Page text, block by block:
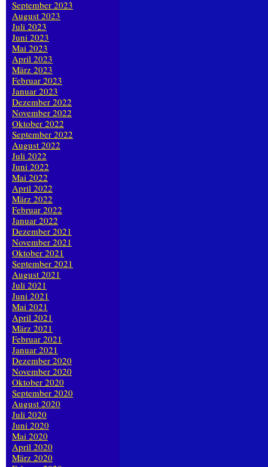
September 2023
August 2023
Juli 2023
Juni 2023
Mai 2023
April 2023
März 2023
Februar 2023
Januar 2023
Dezember 2022
November 2022
Oktober 2022
September 2022
August 2022
Juli 2022
Juni 2022
Mai 2022
April 2022
März 2022
Februar 2022
Januar 2022
Dezember 2021
November 2021
Oktober 2021
September 2021
August 2021
Juli 2021
Juni 2021
Mai 2021
April 2021
März 2021
Februar 2021
Januar 2021
Dezember 2020
November 2020
Oktober 2020
September 2020
August 2020
Juli 2020
Juni 2020
Mai 2020
April 2020
März 2020